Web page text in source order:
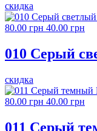
скидка
80.00 грн 40.00 грн
010 Серый
скидка
80.00 грн 40.00 грн
011 Серый